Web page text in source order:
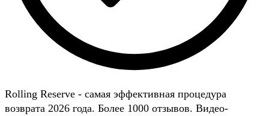
Rolling Reserve - самая эффективная процедура
возврата 2026 года. Более 1000 отзывов. Видео-